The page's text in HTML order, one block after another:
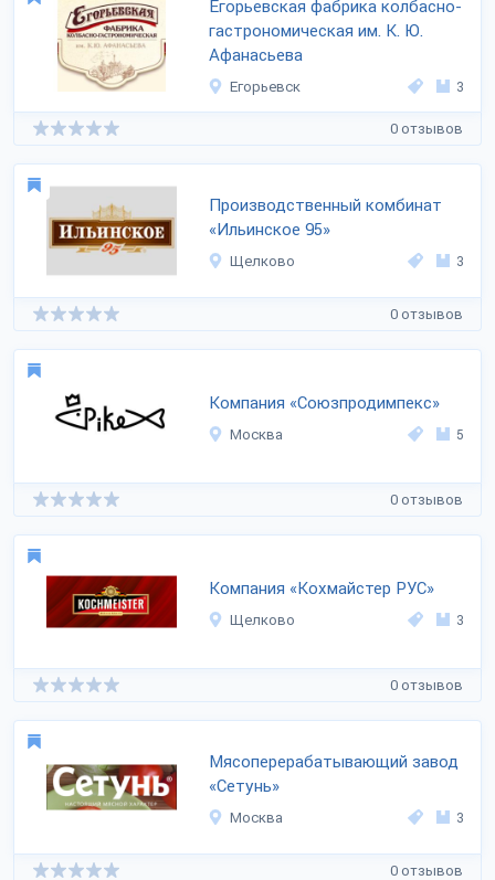
Егорьевская фабрика колбасно-
гастрономическая им. К. Ю.
Афанасьева
Егорьевск 3
0 отзывов
Производственный комбинат
«Ильинское 95»
Щелково 3
0 отзывов
Компания «Союзпродимпекс»
Москва 5
0 отзывов
Компания «Кохмайстер РУС»
Щелково 3
0 отзывов
Мясоперерабатывающий завод
«Сетунь»
Москва 3
0 отзывов